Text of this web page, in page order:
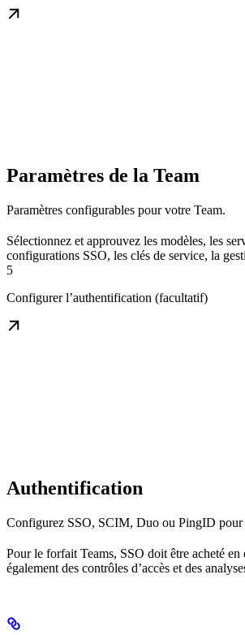
Paramètres de la Team
Paramètres configurables pour votre Team.
Sélectionnez et approuvez les modèles, les
configurations SSO, les clés de service, la
5
Configurer l’authentification (facultatif)
Authentification
Configurez SSO, SCIM, Duo ou PingID pour
Pour le forfait Teams, SSO doit être acheté en
également des contrôles d’accès et des